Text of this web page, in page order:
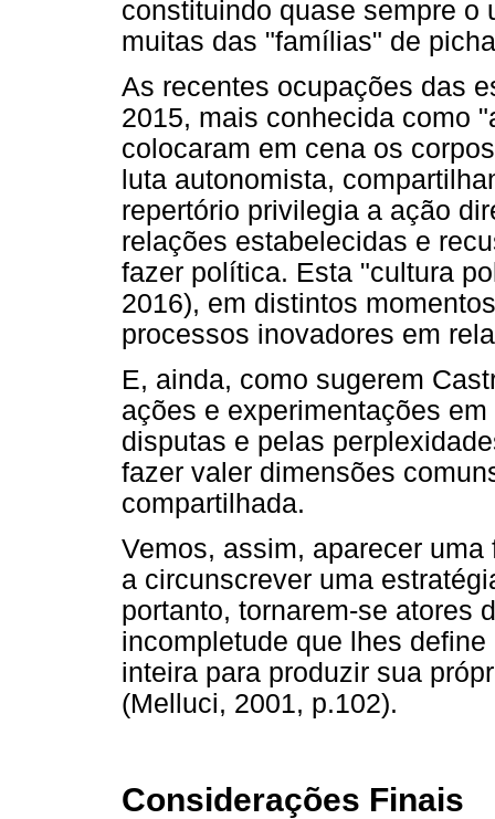
constituindo quase sempre
muitas das "famílias" de
As recentes ocupações das
2015, mais conhecida como
colocaram em cena os
luta autonomista,
repertório privilegia a ação
relações estabelecidas e
fazer política. Esta "cultura
2016), em distintos
processos inovadores em
E, ainda, como sugerem
ações e experimentações
disputas e pelas
fazer valer dimensões
compartilhada.
Vemos, assim, aparecer
a circunscrever uma
portanto, tornarem-se atores
incompletude que lhes
inteira para produzir sua
(Melluci, 2001, p.102).
Considerações Finais